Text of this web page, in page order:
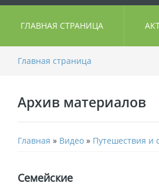
ГЛАВНАЯ СТРАНИЦА
Главная страница
Архив материалов
Главная » Видео » Путешествия и
Семейские